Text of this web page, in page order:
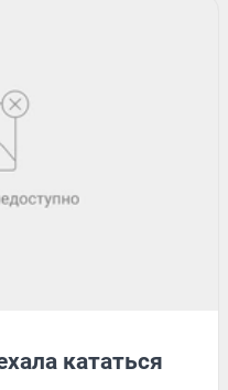
кататься